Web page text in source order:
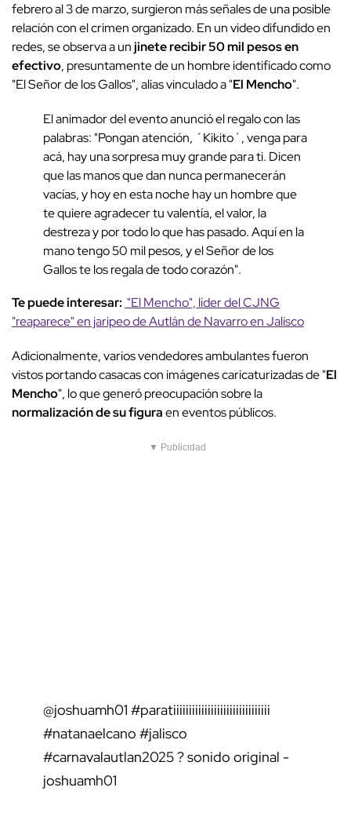
febrero al 3 de marzo, surgieron más señales de una posible
relación con el crimen organizado. En un video difundido en
redes, se observa a unjinete recibir 50 mil pesos en
efectivo, presuntamente de un hombre identificado como
"El Señor de los Gallos", alias vinculado a "El Mencho".
El animador del evento anunció el regalo con las
palabras: "Pongan atención, ´Kikito´, venga para
acá, hay una sorpresa muy grande para ti. Dicen
que las manos que dan nunca permanecerán
vacías, y hoy en esta noche hay un hombre que
te quiere agradecer tu valentía, el valor, la
destreza y por todo lo que has pasado. Aquí en la
mano tengo 50 mil pesos, y el Señor de los
Gallos te los regala de todo corazón".
Te puede interesar: "El Mencho", líder del CJNG
"reaparece" en jaripeo de Autlán de Navarro en Jalisco
Adicionalmente, varios vendedores ambulantes fueron
vistos portando casacas con imágenes caricaturizadas de "El
Mencho", lo que generó preocupación sobre la
normalización de su figuraen eventos públicos.
▼ Publicidad
@joshuamh01 #paratiiiiiiiiiiiiiiiiiiiiiiiiiiiiiii
#natanaelcano #jalisco
#carnavalautlan2025? sonido original -
joshuamh01